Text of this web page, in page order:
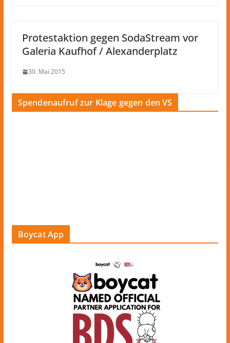
Protestaktion gegen SodaStream vor
Galeria Kaufhof / Alexanderplatz
30. Mai 2015
Spendenaufruf zur Klage gegen den VS
Boycat App